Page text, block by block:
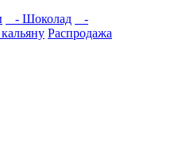
- Шоколад
-
Распродажа